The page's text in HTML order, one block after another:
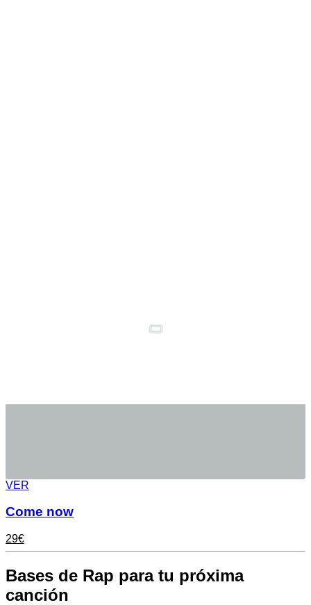
VER
Come now
29€
Bases de Rap para tu próxima
canción